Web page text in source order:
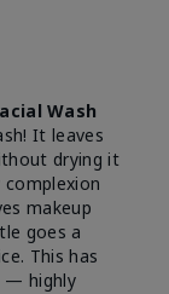
Wash
It leaves
drying it
makeup
goes a
This has
— highly